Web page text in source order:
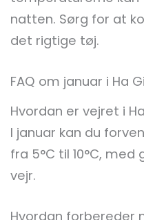
natten. Sørg for at
det rigtige tøj.
FAQ om januar i Ha
Hvordan er vejret i
I januar kan du
fra 5°C til 10°C,
vejr.
Hvordan forbereder